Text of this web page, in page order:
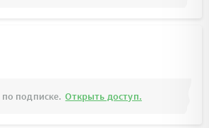
подписке. Открыть доступ.